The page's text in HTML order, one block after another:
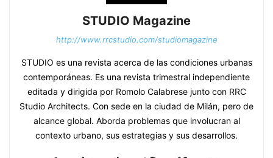
STUDIO Magazine
http://www.rrcstudio.com/studiomagazine
STUDIO es una revista acerca de las condiciones urbanas
contemporáneas. Es una revista trimestral independiente
editada y dirigida por Romolo Calabrese junto con RRC
Studio Architects. Con sede en la ciudad de Milán, pero de
alcance global. Aborda problemas que involucran al
contexto urbano, sus estrategias y sus desarrollos.